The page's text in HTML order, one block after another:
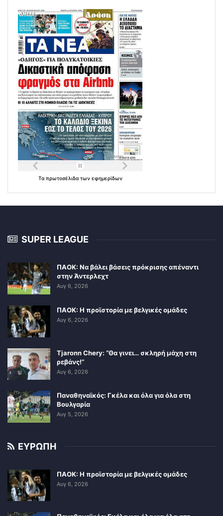
Τα πρωτοσέλιδα των εφημερίδων
SUPER LEAGUE
ΠΑΟΚ: Να βάλει βάσεις πρόκρισης απέναντι
στην Άντερλεχτ
Αυγ 6, 2026
ΠΑΟΚ: Η προϊστορία με βελγικές ομάδες
Αυγ 6, 2026
Tjaronn Chery: “Θα γινει… σκληρή μάχη στη
ρεβάνς!”
Αυγ 6, 2026
Παναθηναϊκός: Γκέλα και όλα για όλα στη
Βουλγαρία
Αυγ 5, 2026
ΕΥΡΩΠΗ
ΠΑΟΚ: Η προϊστορία με βελγικές ομάδες
Αυγ 6, 2026